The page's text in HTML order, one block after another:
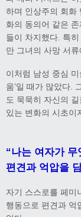
하며 인상주의 회화
화의 동의어 같은
들이 차지했다. 특
만 그녀의 사망 서류
이처럼 남성 중심
움’일 때가 많았다.
도 묵묵히 자신의
있는 변화의 시초이
“나는 여자가
편견과 억압을
자기 스스로를 페미
행동으로 편견과 억